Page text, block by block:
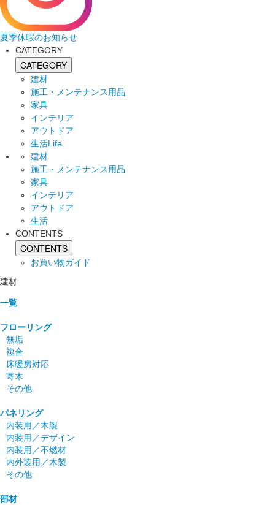
夏季休暇のお知らせ
CATEGORY
CATEGORY
建材
施工・メンテナンス用品
家具
インテリア
アウトドア
生活Life
建材
施工・メンテナンス用品
家具
インテリア
アウトドア
生活
CONTENTS
CONTENTS
お買い物ガイド
建材
一覧
フローリング
無垢
複合
床暖房対応
寄木
その他
パネリング
内装用／木製
内装用／デザイン
内装用／不燃材
内外装用／木製
その他
部材